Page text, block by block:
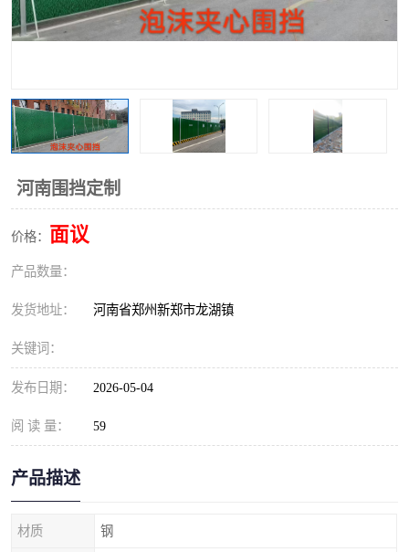
河南围挡定制
价格： 面议
产品数量：
发货地址： 河南省郑州新郑市龙湖镇
关键词：
发布日期： 2026-05-04
阅 读 量： 59
产品描述
材质 钢